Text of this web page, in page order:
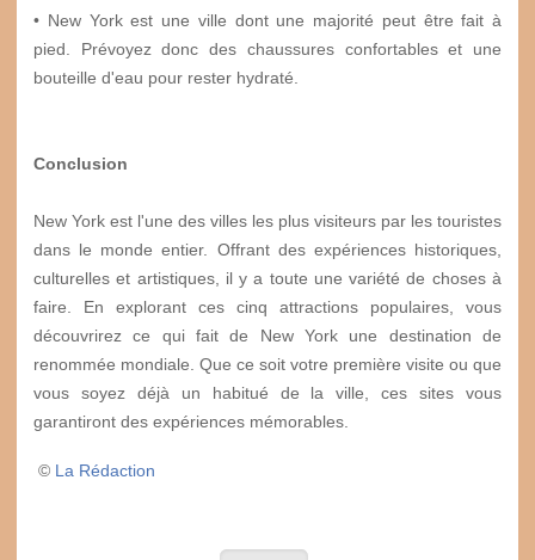
• New York est une ville dont une majorité peut être fait à
pied. Prévoyez donc des chaussures confortables et une
bouteille d'eau pour rester hydraté.
Conclusion
New York est l'une des villes les plus visiteurs par les touristes
dans le monde entier. Offrant des expériences historiques,
culturelles et artistiques, il y a toute une variété de choses à
faire. En explorant ces cinq attractions populaires, vous
découvrirez ce qui fait de New York une destination de
renommée mondiale. Que ce soit votre première visite ou que
vous soyez déjà un habitué de la ville, ces sites vous
garantiront des expériences mémorables.
© La Rédaction